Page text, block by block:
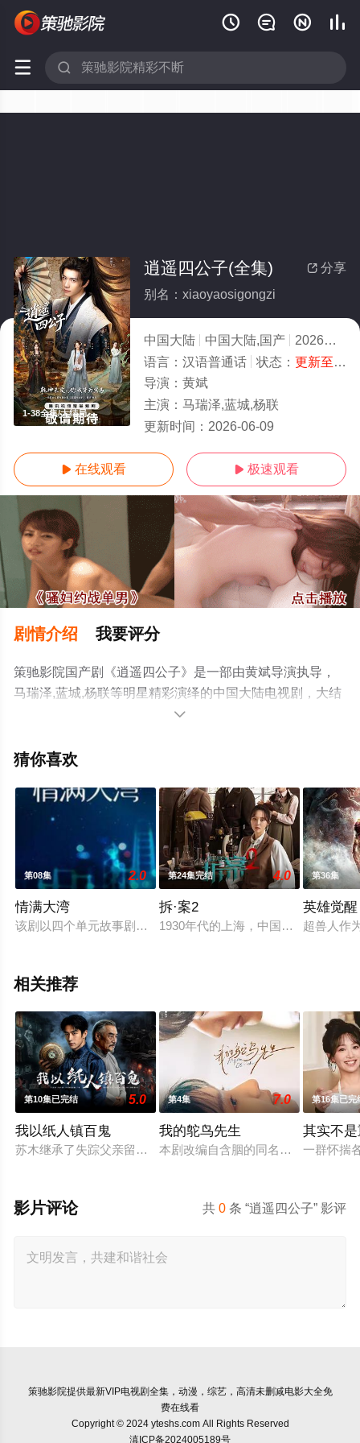
   
 
1-38全集/大结局
 分享
逍遥四公子(全集)
别名：xiaoyaosigongzi
中国大陆 中国大陆,国产 2026
2.0
语言： 汉语普通话 状态： 更新至第38集
导演： 黄斌
主演： 马瑞泽,蓝城,杨联
更新时间： 2026-06-09
 在线观看  极速观看
剧情介绍 我要评分
策驰影院国产剧《逍遥四公子》是一部由黄斌导演执导，
马瑞泽,蓝城,杨联等明星精彩演绎的中国大陆电视剧，大结
局剧情已揭晓（1-38全集），手机免费观看高清无删减完
豆瓣电视剧、电视猫或剧情网等平台了解。

猜你喜欢
第08集 2.0
情满大湾
该剧以四个单元故事剧的形式展开，立体呈现深圳在粤港澳大湾
第24集完结 4.0
拆·案2
1930年代的上海，中国最繁华都市，
第36集
英雄觉醒
超兽人作
相关推荐
第10集已完结 5.0
我以纸人镇百鬼
苏木继承了失踪父亲留下的白事馆，本想低调扎纸维生，却因一
第4集 7.0
我的鸵鸟先生
本剧改编自含胭的同名小说，讲述了
第16集已完
其实不
一群怀揣
共0 条 “逍遥四公子” 影评
影片评论
策驰影院提供最新VIP电视剧全集，动漫，综艺，高清未删减电影大全免
费在线看
Copyright © 2024 yteshs.com All Rights Reserved
滇ICP备2024005189号